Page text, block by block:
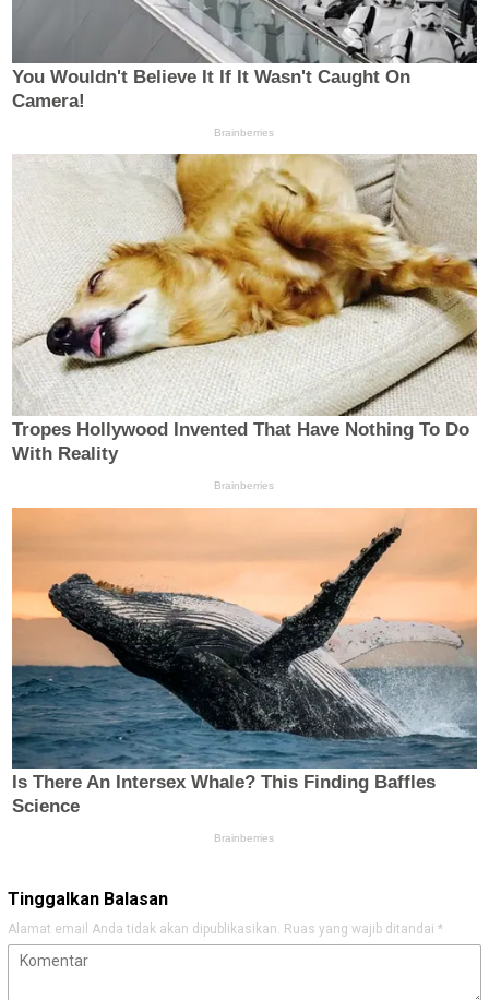
Tinggalkan Balasan
Alamat email Anda tidak akan dipublikasikan. Ruas yang wajib ditandai *